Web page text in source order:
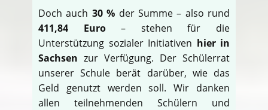
Doch auch 30 % der Summe – also rund
411,84 Euro– stehen für die
Unterstützung sozialer Initiativen hier in
Sachsen zur Verfügung. Der Schülerrat
unserer Schule berät darüber, wie das
Geld genutzt werden soll. Wir danken
allen teilnehmenden Schülern und